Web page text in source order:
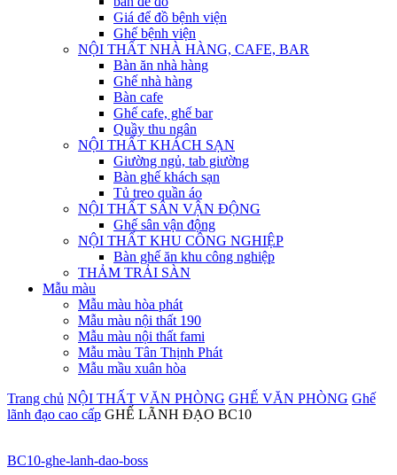
Giá để đồ bệnh viện
Ghế bệnh viện
NỘI THẤT NHÀ HÀNG, CAFE, BAR
Bàn ăn nhà hàng
Ghế nhà hàng
Bàn cafe
Ghế cafe, ghế bar
Quầy thu ngân
NỘI THẤT KHÁCH SẠN
Giường ngủ, tab giường
Bàn ghế khách sạn
Tủ treo quần áo
NỘI THẤT SÂN VẬN ĐỘNG
Ghế sân vận động
NỘI THẤT KHU CÔNG NGHIỆP
Bàn ghế ăn khu công nghiệp
THẢM TRẢI SÀN
Mẫu màu
Mẫu màu hòa phát
Mẫu màu nội thất 190
Mẫu màu nội thất fami
Mẫu màu Tân Thịnh Phát
Mẫu mầu xuân hòa
Trang chủ NỘI THẤT VĂN PHÒNG GHẾ VĂN PHÒNG Ghế
lãnh đạo cao cấp GHẾ LÃNH ĐẠO BC10
BC10-ghe-lanh-dao-boss